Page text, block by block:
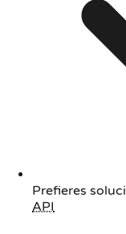
Prefieres
API